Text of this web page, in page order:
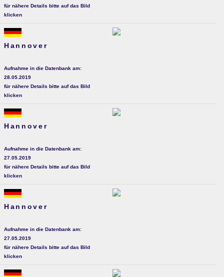
für nähere Details bitte auf das Bild
klicken
Hannover
Aufnahme in die Datenbank am:
28.05.2019
für nähere Details bitte auf das Bild
klicken
Hannover
Aufnahme in die Datenbank am:
27.05.2019
für nähere Details bitte auf das Bild
klicken
Hannover
Aufnahme in die Datenbank am:
27.05.2019
für nähere Details bitte auf das Bild
klicken